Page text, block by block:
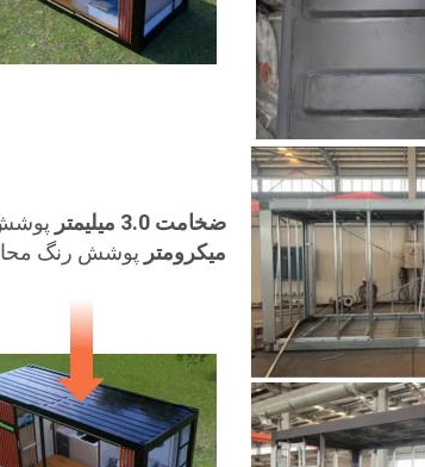
ضخامت 3.0 میلیمتر
میکرومتر پوشش رنگ